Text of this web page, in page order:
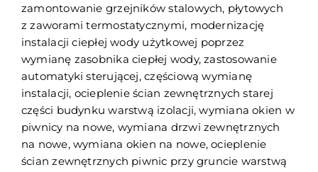
zamontowanie grzejników stalowych, płytowych
z zaworami termostatycznymi, modernizację
instalacji ciepłej wody użytkowej poprzez
wymianę zasobnika ciepłej wody, zastosowanie
automatyki sterującej, częściową wymianę
instalacji, ocieplenie ścian zewnętrznych starej
części budynku warstwą izolacji, wymiana okien w
piwnicy na nowe, wymiana drzwi zewnętrznych
na nowe, wymiana okien na nowe, ocieplenie
ścian zewnętrznych piwnic przy gruncie warstwą